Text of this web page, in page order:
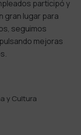
participó y
gran lugar para
seguimos
mejoras
y Cultura